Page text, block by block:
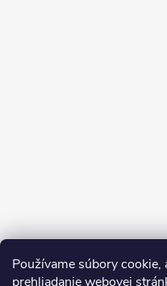
Používame súbory
prehliadanie webovej